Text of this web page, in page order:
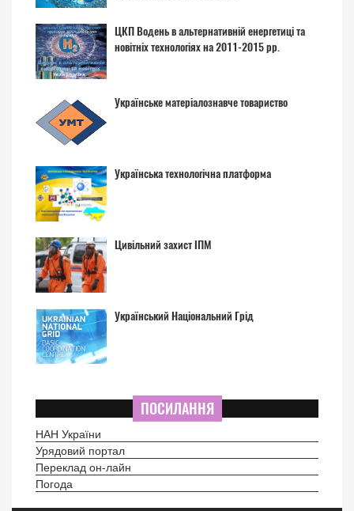
ЦКП Водень в альтернативній енергетиці та
новітніх технологіях на 2011-2015 рр.
Українське матеріалознавче товариство
Українська технологічна платформа
Цивільний захист ІПМ
Український Національний Грід
ПОСИЛАННЯ
НАН України
Урядовий портал
Переклад он-лайн
Погода